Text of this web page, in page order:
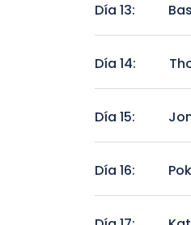
Día 13:
Día 14:
Día 15:
Día 16: